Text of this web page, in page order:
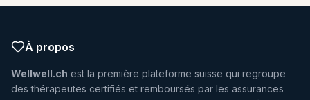
À propos
Wellwell.ch est la première plateforme suisse qui regroupe
des thérapeutes certifiés et remboursés par les assurances